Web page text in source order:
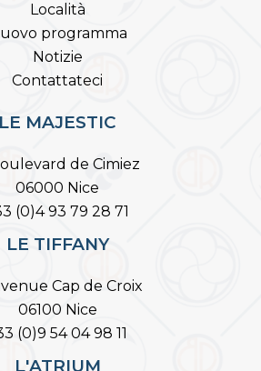
Località
programma
Notizie
Contattateci
LE MAJESTIC
de Cimiez
06000 Nice
(0)4 93 79 28 71
LE TIFFANY
Cap de Croix
06100 Nice
(0)9 54 04 98 11
L'ATRIUM